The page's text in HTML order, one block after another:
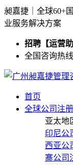
昶嘉捷｜全球60+
业服务解决方案
招聘【运营
全国咨询热
首页
全球公司注册
亚太地
印尼公
西亚公
寨公司